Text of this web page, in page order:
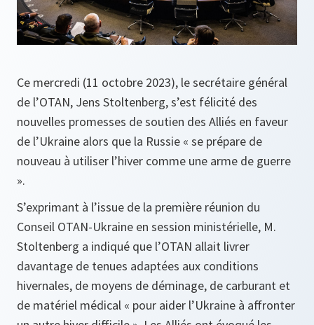
Ce mercredi (11 octobre 2023), le secrétaire général
de l’OTAN, Jens Stoltenberg, s’est félicité des
nouvelles promesses de soutien des Alliés en faveur
de l’Ukraine alors que la Russie « se prépare de
nouveau à utiliser l’hiver comme une arme de guerre
».
S’exprimant à l’issue de la première réunion du
Conseil OTAN-Ukraine en session ministérielle, M.
Stoltenberg a indiqué que l’OTAN allait livrer
davantage de tenues adaptées aux conditions
hivernales, de moyens de déminage, de carburant et
de matériel médical « pour aider l’Ukraine à affronter